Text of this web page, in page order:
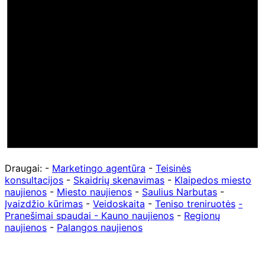
Draugai: - Marketingo agentūra - Teisinės
konsultacijos - Skaidrių skenavimas - Klaipedos miesto
naujienos - Miesto naujienos - Saulius Narbutas -
Įvaizdžio kūrimas - Veidoskaita - Teniso treniruotės -
Pranešimai spaudai - Kauno naujienos - Regionų
naujienos - Palangos naujienos